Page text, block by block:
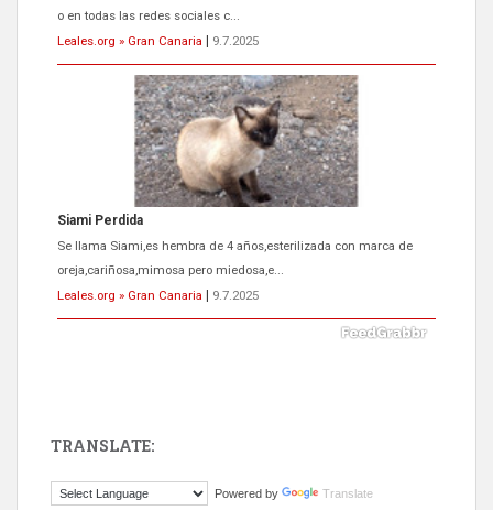
oreja,cariñosa,mimosa pero miedosa,e...
Leales.org » Gran Canaria | 9.7.2025
ADOPCIÓN URGENTE GATA TEROR GRAN CANARIA
El ayuntamiento se va a llevar a Los Gatos callejeros de la zona los
próximos días, ella incluida...
Leales.org » Gran Canaria | 9.7.2025
Este gato macho ha aparecido en la calle hace menos de un mes,
TRANSLATE:
Powered by Translate